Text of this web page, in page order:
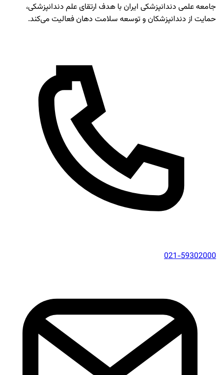
جامعه علمی دندانپزشکی ایران با هدف ارتقای علم دندانپزشکی،
حمایت از دندانپزشکان و توسعه سلامت دهان فعالیت می‌کند.
021-59302000